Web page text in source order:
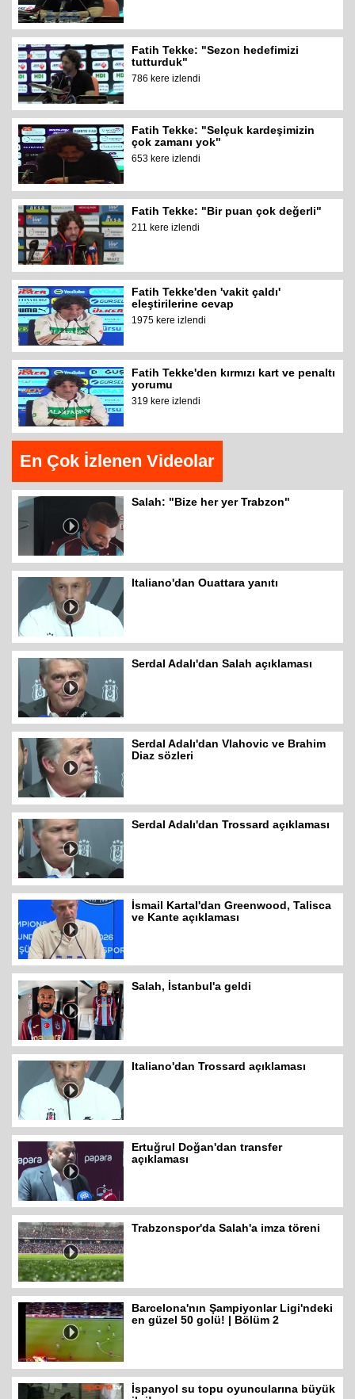
Fatih Tekke: "Sezon hedefimizi
tutturduk"
786 kere izlendi
Fatih Tekke: "Selçuk kardeşimizin
çok zamanı yok"
653 kere izlendi
Fatih Tekke: "Bir puan çok değerli"
211 kere izlendi
Fatih Tekke'den 'vakit çaldı'
eleştirilerine cevap
1975 kere izlendi
Fatih Tekke'den kırmızı kart ve penaltı
yorumu
319 kere izlendi
En Çok İzlenen Videolar
Salah: "Bize her yer Trabzon"
Italiano'dan Ouattara yanıtı
Serdal Adalı'dan Salah açıklaması
Serdal Adalı'dan Vlahovic ve Brahim
Diaz sözleri
Serdal Adalı'dan Trossard açıklaması
İsmail Kartal'dan Greenwood, Talisca
ve Kante açıklaması
Salah, İstanbul'a geldi
Italiano'dan Trossard açıklaması
Ertuğrul Doğan'dan transfer
açıklaması
Trabzonspor'da Salah'a imza töreni
Barcelona'nın Şampiyonlar Ligi'ndeki
en güzel 50 golü! | Bölüm 2
İspanyol su topu oyuncularına büyük